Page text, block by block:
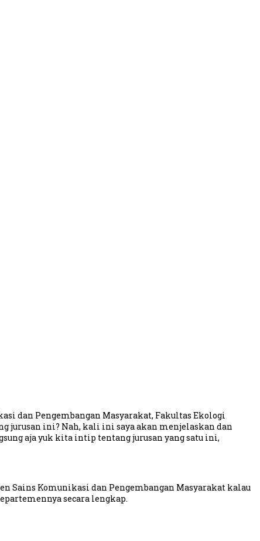
dan Pengembangan Masyarakat, Fakultas Ekologi
jurusan ini? Nah, kali ini saya akan menjelaskan dan
aja yuk kita intip tentang jurusan yang satu ini,
Sains Komunikasi dan Pengembangan Masyarakat kalau
secara lengkap.